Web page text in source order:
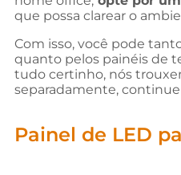
que possa clarear o
Com isso, você pode
quanto pelos painéis de
tudo certinho, nós
separadamente,
Painel de LED